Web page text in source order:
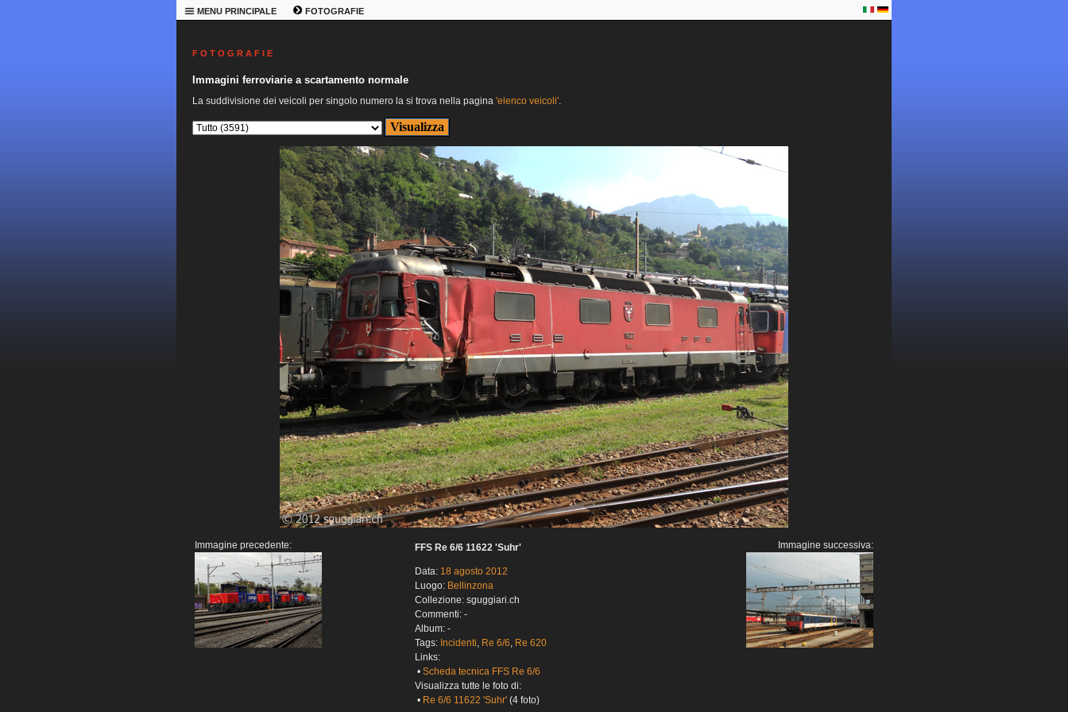
MENU PRINCIPALE FOTOGRAFIE
F O T O G R A F I E
Immagini ferroviarie a scartamento normale
La suddivisione dei veicoli per singolo numero la si trova nella pagina 'elenco veicoli'.
Immagine precedente: FFS Re 6/6 11622 'Suhr'
Data: 18 agosto 2012
Luogo: Bellinzona
Collezione: sguggiari.ch
Commenti: -
Album: -
Tags: Incidenti, Re 6/6, Re 620
Links:
• Scheda tecnica FFS Re 6/6
Visualizza tutte le foto di:
• Re 6/6 11622 'Suhr' (4 foto)
Immagine successiva: